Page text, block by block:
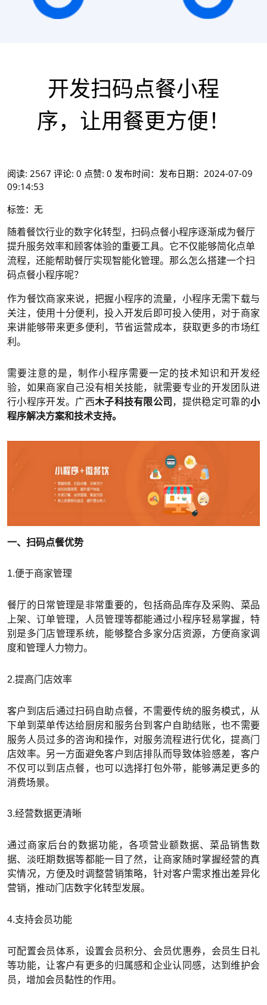
开发扫码点餐小程
序，让用餐更方便！
阅读: 2567 评论: 0 点赞: 0 发布时间：发布日期：2024-07-09
09:14:53
标签：无
随着餐饮行业的数字化转型，扫码点餐小程序逐渐成为餐厅
提升服务效率和顾客体验的重要工具。它不仅能够简化点单
流程，还能帮助餐厅实现智能化管理。那么怎么搭建一个扫
码点餐小程序呢？
作为餐饮商家来说，把握小程序的流量，小程序无需下载与
关注，使用十分便利，投入开发后即可投入使用，对于商家
来讲能够带来更多便利，节省运营成本，获取更多的市场红
利。
需要注意的是，制作小程序需要一定的技术知识和开发经
验，如果商家自己没有相关技能，就需要专业的开发团队进
行小程序开发。广西木子科技有限公司 ，提供稳定可靠的小
程序解决方案和技术支持。
一、扫码点餐优势
1.便于商家管理
餐厅的日常管理是非常重要的，包括商品库存及采购、菜品
上架、订单管理，人员管理等都能通过小程序轻易掌握，特
别是多门店管理系统，能够整合多家分店资源，方便商家调
度和管理人力物力。
2.提高门店效率
客户到店后通过扫码自助点餐，不需要传统的服务模式，从
下单到菜单传达给厨房和服务台到客户自助结账，也不需要
服务人员过多的咨询和操作，对服务流程进行优化，提高门
店效率。另一方面避免客户到店排队而导致体验感差，客户
不仅可以到店点餐，也可以选择打包外带，能够满足更多的
消费场景。
3.经营数据更清晰
通过商家后台的数据功能，各项营业额数据、菜品销售数
据、淡旺期数据等都能一目了然，让商家随时掌握经营的真
实情况，方便及时调整营销策略，针对客户需求推出差异化
营销，推动门店数字化转型发展。
4.支持会员功能
可配置会员体系，设置会员积分、会员优惠券，会员生日礼
等功能，让客户有更多的归属感和企业认同感，达到维护会
员，增加会员黏性的作用。